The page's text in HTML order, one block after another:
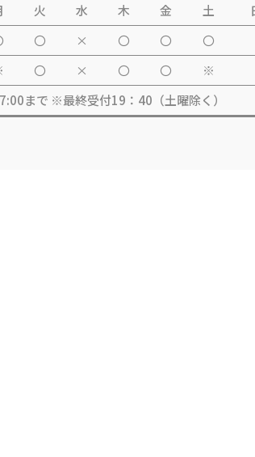
火 水 木 金 土
〇 × 〇 〇 〇
〇 × 〇 〇 ※
まで ※最終受付19：40（土曜除く）